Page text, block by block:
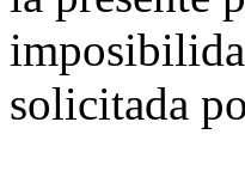
solicitada